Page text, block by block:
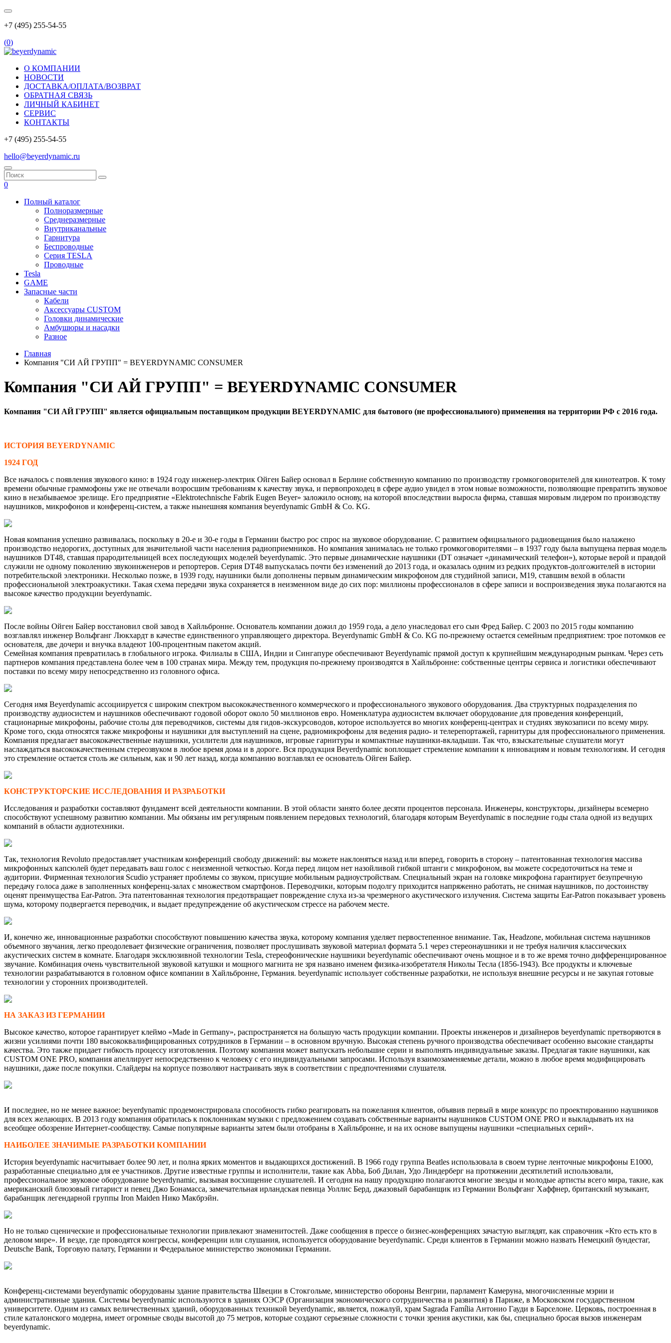
+7 (495) 255-54-55
(0)
О КОМПАНИИ
НОВОСТИ
ДОСТАВКА/ОПЛАТА/ВОЗВРАТ
ОБРАТНАЯ СВЯЗЬ
ЛИЧНЫЙ КАБИНЕТ
СЕРВИС
КОНТАКТЫ
+7 (495) 255-54-55
hello@beyerdynamic.ru
0
Полный каталог
Полноразмерные
Среднеразмерные
Внутриканальные
Гарнитура
Беспроводные
Серия TESLA
Проводные
Tesla
GAME
Запасные части
Кабели
Аксессуары CUSTOM
Головки динамические
Амбушюры и насадки
Разное
Главная
Компания "СИ АЙ ГРУПП" = BEYERDYNAMIC CONSUMER
Компания "СИ АЙ ГРУПП" = BEYERDYNAMIC CONSUMER
Компания "СИ АЙ ГРУПП" является официальным поставщиком продукции BEYERDYNAMIC для бытового (не профессионального) применения на территории РФ с 2016 года.
ИСТОРИЯ BEYERDYNAMIC
1924 ГОД
Все началось с появления звукового кино: в 1924 году инженер-электрик Ойген Байер основал в Берлине собственную компанию по производству громкоговорителей для кинотеатров. К тому
времени обычные граммофоны уже не отвечали возросшим требованиям к качеству звука, и первопроходец в сфере аудио увидел в этом новые возможности, позволяющие превратить звуковое
кино в незабываемое зрелище. Его предприятие «Elektrotechnische Fabrik Eugen Beyer» заложило основу, на которой впоследствии выросла фирма, ставшая мировым лидером по производству
наушников, микрофонов и конференц-систем, а также нынешняя компания beyerdynamic GmbH & Co. KG.
Новая компания успешно развивалась, поскольку в 20-е и 30-е годы в Германии быстро рос спрос на звуковое оборудование. С развитием официального радиовещания было налажено
производство недорогих, доступных для значительной части населения радиоприемников. Но компания занималась не только громкоговорителями – в 1937 году была выпущена первая модель
наушников DT48, ставшая прародительницей всех последующих моделей beyerdynamic. Это первые динамические наушники (DT означает «динамический телефон»), которые верой и правдой
служили не одному поколению звукоинженеров и репортеров. Серия DT48 выпускалась почти без изменений до 2013 года, и оказалась одним из редких продуктов-долгожителей в истории
потребительской электроники. Несколько позже, в 1939 году, наушники были дополнены первым динамическим микрофоном для студийной записи, M19, ставшим вехой в области
профессиональной электроакустики. Такая схема передачи звука сохраняется в неизменном виде до сих пор: миллионы профессионалов в сфере записи и воспроизведения звука полагаются на
высокое качество продукции beyerdynamic.
После войны Ойген Байер восстановил свой завод в Хайльбронне. Основатель компании дожил до 1959 года, а дело унаследовал его сын Фред Байер. С 2003 по 2015 годы компанию
возглавлял инженер Вольфганг Люкхардт в качестве единственного управляющего директора. Beyerdynamic GmbH & Co. KG по-прежнему остается семейным предприятием: трое потомков ее
основателя, две дочери и внучка владеют 100-процентным пакетом акций.
Семейная компания превратилась в глобального игрока. Филиалы в США, Индии и Сингапуре обеспечивают Beyerdynamic прямой доступ к крупнейшим международным рынкам. Через сеть
партнеров компания представлена более чем в 100 странах мира. Между тем, продукция по-прежнему производятся в Хайльбронне: собственные центры сервиса и логистики обеспечивают
поставки по всему миру непосредственно из головного офиса.
Сегодня имя Beyerdynamic ассоциируется с широким спектром высококачественного коммерческого и профессионального звукового оборудования. Два структурных подразделения по
производству аудиосистем и наушников обеспечивают годовой оборот около 50 миллионов евро. Номенклатура аудиосистем включает оборудование для проведения конференций,
стационарные микрофоны, рабочие столы для переводчиков, системы для гидов-экскурсоводов, которое используется во многих конференц-центрах и студиях звукозаписи по всему миру.
Кроме того, сюда относятся также микрофоны и наушники для выступлений на сцене, радиомикрофоны для ведения радио- и телерепортажей, гарнитуры для профессионального применения.
Компания предлагает высококачественные наушники, усилители для наушников, игровые гарнитуры и компактные наушники-вкладыши. Так что, взыскательные слушатели могут
наслаждаться высококачественным стереозвуком в любое время дома и в дороге. Вся продукция Beyerdynamic воплощает стремление компании к инновациям и новым технологиям. И сегодня
это стремление остается столь же сильным, как и 90 лет назад, когда компанию возглавлял ее основатель Ойген Байер.
КОНСТРУКТОРСКИЕ ИССЛЕДОВАНИЯ И РАЗРАБОТКИ
Исследования и разработки составляют фундамент всей деятельности компании. В этой области занято более десяти процентов персонала. Инженеры, конструкторы, дизайнеры всемерно
способствуют успешному развитию компании. Мы обязаны им регулярным появлением передовых технологий, благодаря которым Beyerdynamic в последние годы стала одной из ведущих
компаний в области аудиотехники.
Так, технология Revoluto предоставляет участникам конференций свободу движений: вы можете наклоняться назад или вперед, говорить в сторону – патентованная технология массива
микрофонных капсюлей будет передавать ваш голос с неизменной четкостью. Когда перед лицом нет назойливой гибкой штанги с микрофоном, вы можете сосредоточиться на теме и
аудитории. Фирменная технология Scudio устраняет проблемы со звуком, присущие мобильным радиоустройствам. Специальный экран на головке микрофона гарантирует безупречную
передачу голоса даже в заполненных конференц-залах с множеством смартфонов. Переводчики, которым подолгу приходится напряженно работать, не снимая наушников, по достоинству
оценят преимущества Ear-Patron. Эта патентованная технология предотвращает повреждение слуха из-за чрезмерного акустического излучения. Система защиты Ear-Patron показывает уровень
шума, которому подвергается переводчик, и выдает предупреждение об акустическом стрессе на рабочем месте.
И, конечно же, инновационные разработки способствуют повышению качества звука, которому компания уделяет первостепенное внимание. Так, Headzone, мобильная система наушников
объемного звучания, легко преодолевает физические ограничения, позволяет прослушивать звуковой материал формата 5.1 через стереонаушники и не требуя наличия классических
акустических систем в комнате. Благодаря эксклюзивной технологии Tesla, стереофонические наушники beyerdynamic обеспечивают очень мощное и в то же время точно дифференцированное
звучание. Комбинация очень чувствительной звуковой катушки и мощного магнита не зря названо именем физика-изобретателя Николы Тесла (1856-1943). Все продукты и ключевые
технологии разрабатываются в головном офисе компании в Хайльбронне, Германия. beyerdynamic использует собственные разработки, не используя внешние ресурсы и не закупая готовые
технологии у сторонних производителей.
НА ЗАКАЗ ИЗ ГЕРМАНИИ
Высокое качество, которое гарантирует клеймо «Made in Germany», распространяется на большую часть продукции компании. Проекты инженеров и дизайнеров beyerdynamic претворяются в
жизни усилиями почти 180 высококвалифицированных сотрудников в Германии – в основном вручную. Высокая степень ручного производства обеспечивает особенно высокие стандарты
качества. Это также придает гибкость процессу изготовления. Поэтому компания может выпускать небольшие серии и выполнять индивидуальные заказы. Предлагая такие наушники, как
CUSTOM ONE PRO, компания апеллирует непосредственно к человеку с его индивидуальными запросами. Используя взаимозаменяемые детали, можно в любое время модифицировать
наушники, даже после покупки. Слайдеры на корпусе позволяют настраивать звук в соответствии с предпочтениями слушателя.
И последнее, но не менее важное: beyerdynamic продемонстрировала способность гибко реагировать на пожелания клиентов, объявив первый в мире конкурс по проектированию наушников
для всех желающих. В 2013 году компания обратилась к поклонникам музыки с предложением создавать собственные варианты наушников CUSTOM ONE PRO и выкладывать их на
всеобщее обозрение Интернет-сообществу. Самые популярные варианты затем были отобраны в Хайльбронне, и на их основе выпущены наушники «специальных серий».
НАИБОЛЕЕ ЗНАЧИМЫЕ РАЗРАБОТКИ КОМПАНИИ
История beyerdynamic насчитывает более 90 лет, и полна ярких моментов и выдающихся достижений. В 1966 году группа Beatles использовала в своем турне ленточные микрофоны E1000,
разработанные специально для ее участников. Другие известные группы и исполнители, такие как Abba, Боб Дилан, Удо Линдерберг на протяжении десятилетий использовали,
профессиональное звуковое оборудование beyerdynamic, вызывая восхищение слушателей. И сегодня на нашу продукцию полагаются многие звезды и молодые артисты всего мира, такие, как
американский блюзовый гитарист и певец Джо Бонамасса, замечательная ирландская певица Уоллис Берд, джазовый барабанщик из Германии Вольфганг Хаффнер, британский музыкант,
барабанщик легендарной группы Iron Maiden Нико Макбрэйн.
Но не только сценические и профессиональные технологии привлекают знаменитостей. Даже сообщения в прессе о бизнес-конференциях зачастую выглядят, как справочник «Кто есть кто в
деловом мире». И везде, где проводятся конгрессы, конференции или слушания, используется оборудование beyerdynamic. Среди клиентов в Германии можно назвать Немецкий бундестаг,
Deutsche Bank, Торговую палату, Германии и Федеральное министерство экономики Германии.
Конференц-системами beyerdynamic оборудованы здание правительства Швеции в Стокгольме, министерство обороны Венгрии, парламент Камеруна, многочисленные мэрии и
административные здания. Системы beyerdynamic используются в зданиях ОЭСР (Организация экономического сотрудничества и развития) в Париже, в Московском государственном
университете. Одним из самых величественных зданий, оборудованных техникой beyerdynamic, является, пожалуй, храм Sagrada Família Антонио Гауди в Барселоне. Церковь, построенная в
стиле каталонского модерна, имеет огромные своды высотой до 75 метров, которые создают серьезные сложности с точки зрения акустики, как бы, специально бросая вызов инженерам
beyerdynamic.